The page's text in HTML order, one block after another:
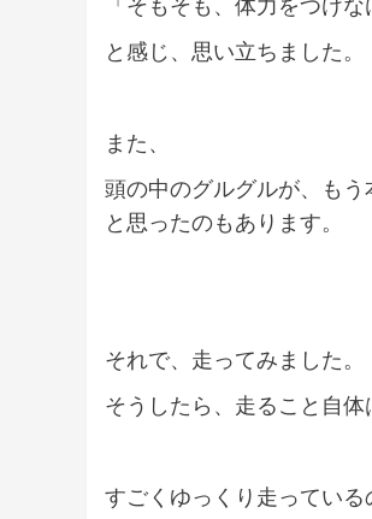
と感じ、思い立ちました。
また、
頭の中のグルグルが、も
と思ったのもあります。
それで、走ってみました。
そうしたら、走ること自体
すごくゆっくり走ってい